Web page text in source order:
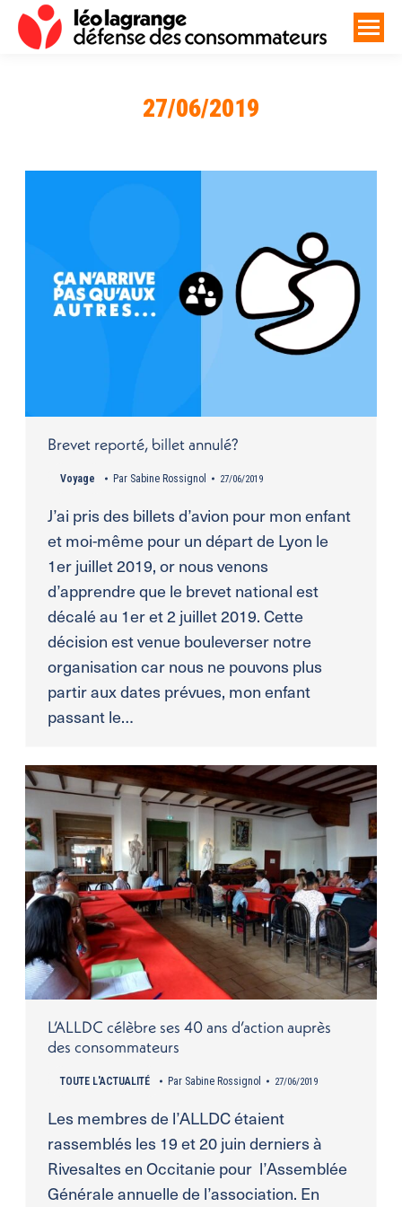
27/06/2019
Brevet reporté, billet annulé?
Voyage Par Sabine Rossignol 27/06/2019
J’ai pris des billets d’avion pour mon enfant
et moi-même pour un départ de Lyon le
1er juillet 2019, or nous venons
d’apprendre que le brevet national est
décalé au 1er et 2 juillet 2019. Cette
décision est venue bouleverser notre
organisation car nous ne pouvons plus
partir aux dates prévues, mon enfant
passant le…
L’ALLDC célèbre ses 40 ans d’action auprès
des consommateurs
TOUTE L'ACTUALITÉ Par Sabine Rossignol 27/06/2019
Les membres de l’ALLDC étaient
rassemblés les 19 et 20 juin derniers à
Rivesaltes en Occitanie pour l’Assemblée
Générale annuelle de l’association. En